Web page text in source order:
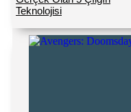
Teknolojisi